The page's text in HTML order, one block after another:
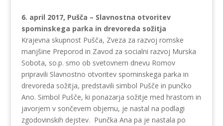
6. april 2017, Pušča – Slavnostna otvoritev
spominskega parka in drevoreda sožitja
Krajevna skupnost Pušča, Zveza za razvoj romske
manjšine Preporod in Zavod za socialni razvoj Murska
Sobota, so.p. smo ob svetovnem dnevu Romov
pripravili Slavnostno otvoritev spominskega parka in
drevoreda sožitja, predstavili simbol Pušče in punčko
Ano. Simbol Pušče, ki ponazarja sožitje med hrastom in
javorjem v sončevem objemu, je nastal na podlagi
zgodovinskih dejstev. Punčka Ana pa je nastala po